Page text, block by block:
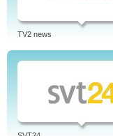
TV2 news